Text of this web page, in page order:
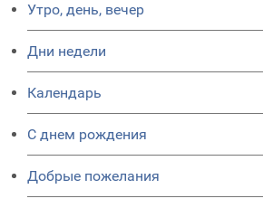
Утро, день, вечер
Дни недели
Календарь
C днем рождения
Добрые пожелания